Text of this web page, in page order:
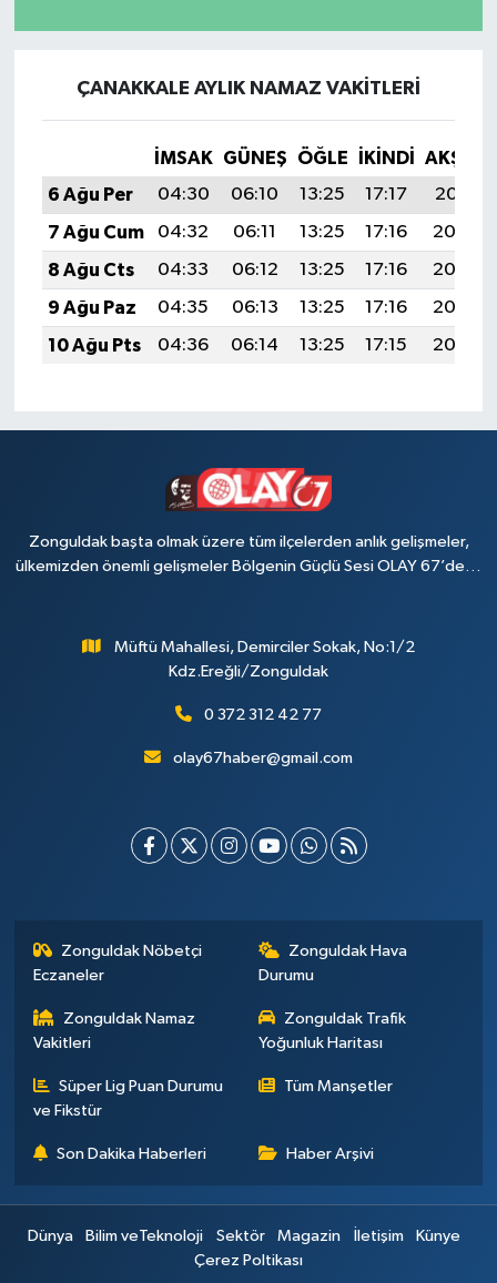
ÇANAKKALE AYLIK NAMAZ VAKITLERI
İMSAK GÜNEŞ ÖĞLE İKINDI
AKŞAM
6 Ağu Per
04:30 06:10 13:25 17:17
20:31
7 Ağu Cum
04:32 06:11 13:25 17:16
20:30
8 Ağu Cts
04:33 06:12 13:25 17:16
20:29
9 Ağu Paz
04:35 06:13 13:25 17:16
20:27
10 Ağu Pts
04:36 06:14 13:25 17:15 20:26
Zonguldak başta olmak üzere tüm ilçelerden anlık gelişmeler,
ülkemizden önemli gelişmeler Bölgenin Güçlü Sesi OLAY 67’de…
Müftü Mahallesi, Demirciler Sokak, No:1/2
Kdz.Ereğli/Zonguldak
0 372 312 42 77
olay67haber@gmail.com
Zonguldak Nöbetçi
Eczaneler
Zonguldak Hava
Durumu
Zonguldak Namaz
Vakitleri
Zonguldak Trafik
Yoğunluk Haritası
Süper Lig Puan Durumu
ve Fikstür
Tüm Manşetler
Son Dakika Haberleri Haber Arşivi
Dünya Bilim veTeknoloji Sektör Magazin İletişim
Künye
Çerez Poltikası